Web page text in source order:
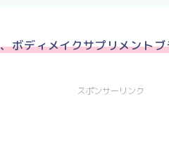
ボディメイクサプリメント
スポンサーリンク